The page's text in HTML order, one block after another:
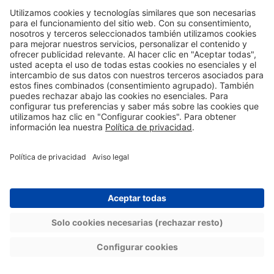
Términos y Condiciones
Ajustes de privacidad